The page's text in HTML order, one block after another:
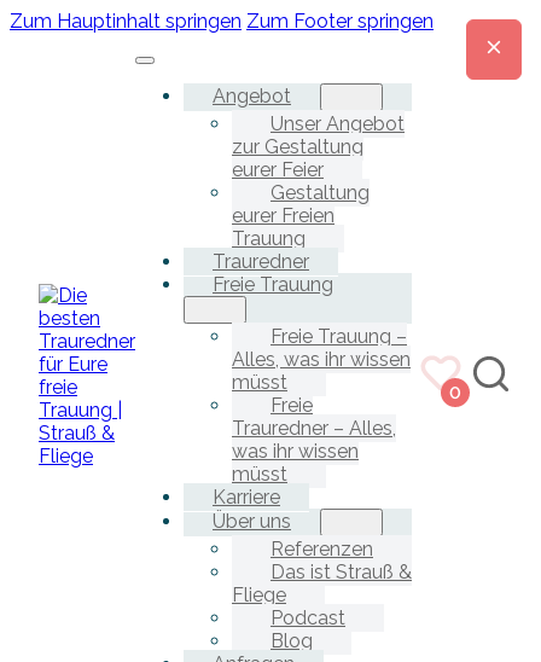
Zum Hauptinhalt springen Zum Footer springen
Angebot
Unser Angebot
zur Gestaltung
eurer Feier
Gestaltung
eurer Freien
Trauung
Trauredner
Freie Trauung
Freie Trauung –
Alles, was ihr wissen
müsst
Freie
Trauredner – Alles,
was ihr wissen
müsst
Karriere
Über uns
Referenzen
Das ist Strauß &
Fliege
Podcast
Blog
0